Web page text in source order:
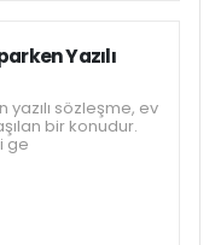
Yazılı
yazılı sözleşme, ev
bir konudur.
ge